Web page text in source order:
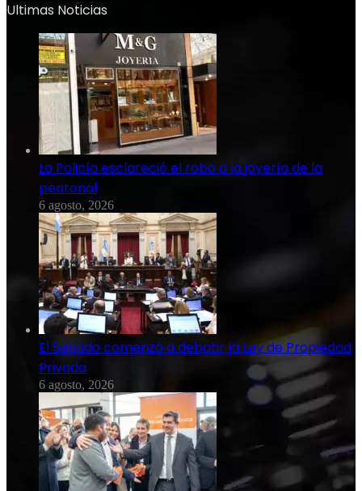
Ultimas Noticias
La Policía esclareció el robo a la joyería de la
peatonal
6 agosto, 2026
El Senado comenzó a debatir la Ley de Propiedad
Privada
6 agosto, 2026